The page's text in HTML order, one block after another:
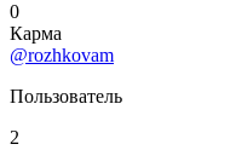
0
Карма
@rozhkovam
Пользователь
2